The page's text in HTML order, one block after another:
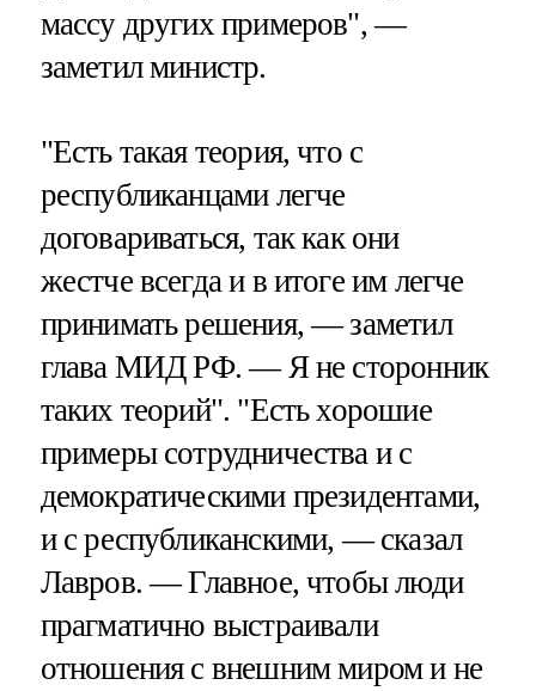
массу других примеров", —
заметил министр.
"Есть такая теория, что с
республиканцами легче
договариваться, так как они
жестче всегда и в итоге им легче
принимать решения, — заметил
глава МИД РФ. — Я не сторонник
таких теорий". "Есть хорошие
примеры сотрудничества и с
демократическими президентами,
и с республиканскими, — сказал
Лавров. — Главное, чтобы люди
прагматично выстраивали
отношения с внешним миром и не